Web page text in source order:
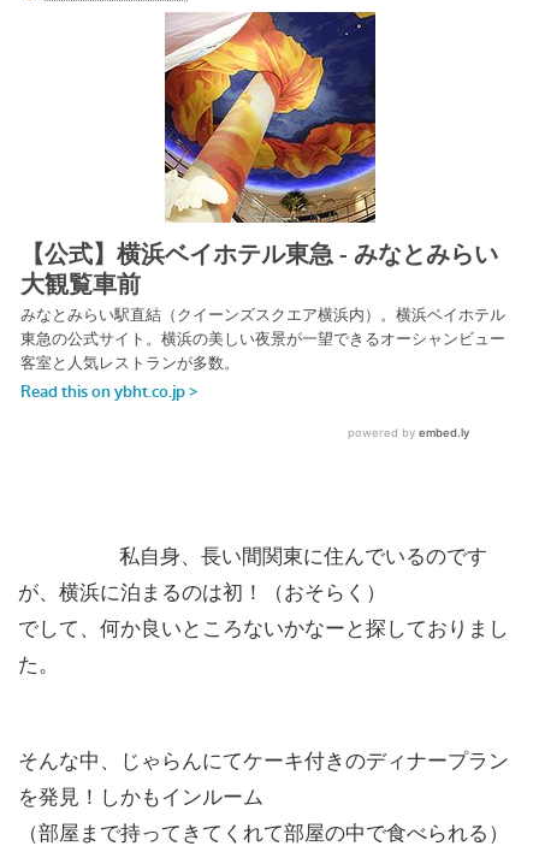
私自身、長い間関東に住んでいるのです
が、横浜に泊まるのは初！（おそらく）
でして、何か良いところないかなーと探しておりまし
た。
そんな中、じゃらんにてケーキ付きのディナープラン
を発見！しかもインルーム
（部屋まで持ってきてくれて部屋の中で食べられる）